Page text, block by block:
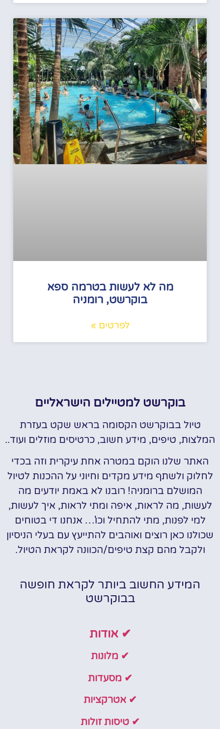
מה לא לעשות בטרמה ספא
בוקרשט, רומניה
לפרטים »
בוקרשט למטיילים הישראליים
טיול בבוקרשט הקסומה בראש שקט בעזרת
המלצות, טיפים, מידע חשוב, כרטיסים מוזלים ועוד..
האתר שלנו הוקם במטרה אחת עיקרית וזה בכדי
לחלוק ולשתף מידע מקדים וחיוני על ההכנות לטיול
המושלם ברומניה! רובנו לא באמת יודעים מה
לעשות, מה לראות, איפה ומתי לראות, איך לעשות,
למי לפנות, מתי להתחיל וכו'… אנחנו די בטוחים
שכולנו כאן רוצים ואוהבים להתייעץ עם בעלי הניסיון
ולקבל מהם קצת טיפים/הכוונה לקראת הטיול.
המידע החשוב ביותר לקראת חופשה
בבוקרשט
✔ אודות
✔ מלונות
✔ מסעדות
✔ אטרקציות
✔ טיסות זולות